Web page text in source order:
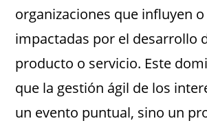
organizaciones que influyen o
impactadas por el desarrollo
producto o servicio. Este
que la gestión ágil de los
un evento puntual, sino un